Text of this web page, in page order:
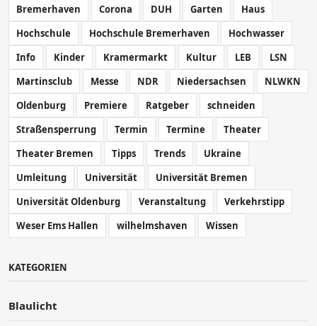
Bremerhaven
Corona DUH Garten
Haus
Hochschule
Hochschule Bremerhaven
Hochwasser
Info
Kinder Kramermarkt Kultur LEB
LSN
Martinsclub
Messe NDR Niedersachsen
NLWKN
Oldenburg
Premiere Ratgeber
schneiden
Straßensperrung
Termin Termine
Theater
Theater Bremen
Tipps Trends
Ukraine
Umleitung
Universität
Universität Bremen
Universität Oldenburg
Veranstaltung
Verkehrstipp
Weser Ems Hallen
wilhelmshaven Wissen
KATEGORIEN
Blaulicht